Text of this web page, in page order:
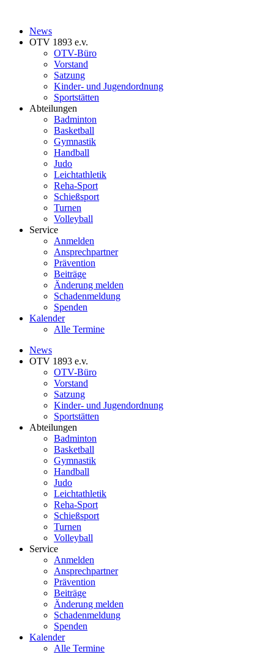
News
OTV 1893 e.v.
OTV-Büro
Vorstand
Satzung
Kinder- und Jugendordnung
Sportstätten
Abteilungen
Badminton
Basketball
Gymnastik
Handball
Judo
Leichtathletik
Reha-Sport
Schießsport
Turnen
Volleyball
Service
Anmelden
Ansprechpartner
Prävention
Beiträge
Änderung melden
Schadenmeldung
Spenden
Kalender
Alle Termine
News
OTV 1893 e.v.
OTV-Büro
Vorstand
Satzung
Kinder- und Jugendordnung
Sportstätten
Abteilungen
Badminton
Basketball
Gymnastik
Handball
Judo
Leichtathletik
Reha-Sport
Schießsport
Turnen
Volleyball
Service
Anmelden
Ansprechpartner
Prävention
Beiträge
Änderung melden
Schadenmeldung
Spenden
Kalender
Alle Termine